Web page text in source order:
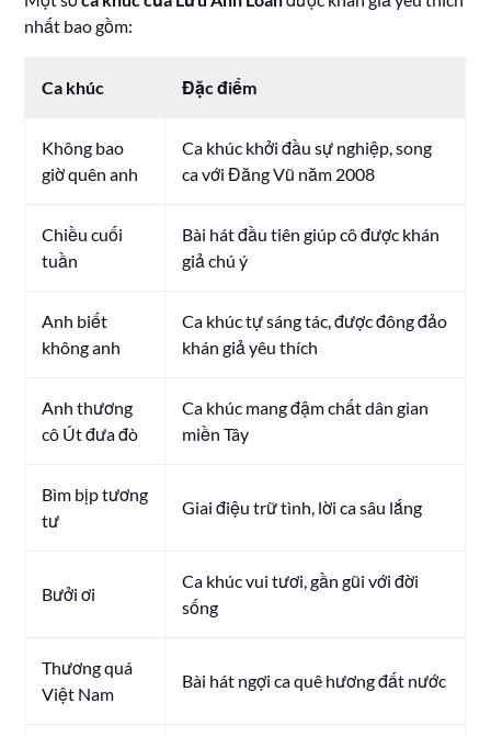
nhất bao gồm:
Ca khúc Đặc điểm
Không bao
giờ quên anh
Ca khúc khởi đầu sự nghiệp, song
ca với Đăng Vũ năm 2008
Chiều cuối
tuần
Bài hát đầu tiên giúp cô được khán
giả chú ý
Anh biết
không anh
Ca khúc tự sáng tác, được đông đảo
khán giả yêu thích
Anh thương
cô Út đưa đò
Ca khúc mang đậm chất dân gian
miền Tây
Bìm bịp tương
tư
Giai điệu trữ tình, lời ca sâu lắng
Bưởi ơi
Ca khúc vui tươi, gần gũi với đời
sống
Thương quá
Việt Nam
Bài hát ngợi ca quê hương đất nước